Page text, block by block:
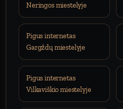
Neringos miestelyje
Pigus internetas
Gargždų miestelyje
Pigus internetas
Vilkaviškio miestelyje